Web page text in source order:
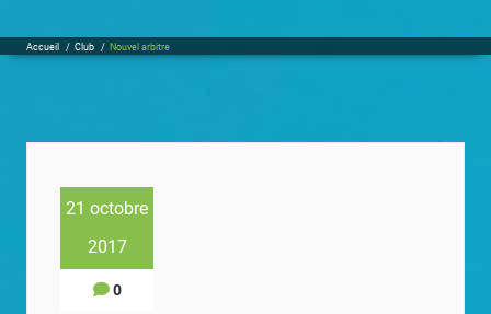
Accueil / Club / Nouvel arbitre
21 octobre
2017
0